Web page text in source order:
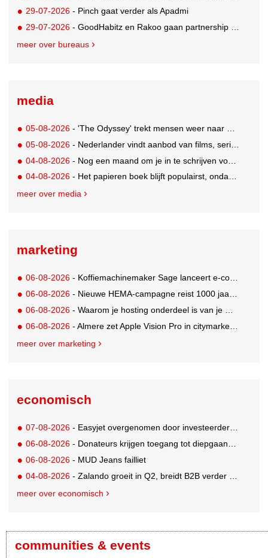
29-07-2026 - Pinch gaat verder als Apadmi
29-07-2026 - GoodHabitz en Rakoo gaan partnership aan voor geïntegreerde talentontwikkeling
meer over bureaus
media
05-08-2026 - 'The Odyssey' trekt mensen weer naar de bioscoop
05-08-2026 - Nederlander vindt aanbod van films, series en sport vaak versnipperd
04-08-2026 - Nog een maand om je in te schrijven voor de Mercurs 2026
04-08-2026 - Het papieren boek blijft populairst, ondanks digitale alternatieven
meer over media
marketing
06-08-2026 - Koffiemachinemaker Sage lanceert e-commerceplatform voor koffieliefhebbers
06-08-2026 - Nieuwe HEMA-campagne reist 1000 jaar terug in de tijd naar 'Hemastein'
06-08-2026 - Waarom je hosting onderdeel is van je merkstrategie
06-08-2026 - Almere zet Apple Vision Pro in citymarketing
meer over marketing
economisch
07-08-2026 - Easyjet overgenomen door investeerder Apollo
06-08-2026 - Donateurs krijgen toegang tot diepgaandere informatie over goede doelen
06-08-2026 - MUD Jeans failliet
04-08-2026 - Zalando groeit in Q2, breidt B2B verder uit en innoveert met AI
meer over economisch
communities & events